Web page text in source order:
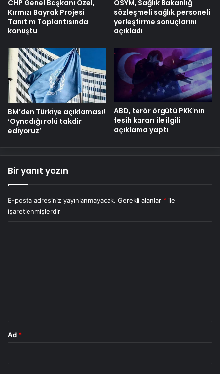
CHP Genel Başkanı Özel,
Kırmızı Bayrak Projesi
Tanıtım Toplantısında
konuştu
ÖSYM, Sağlık Bakanlığı
sözleşmeli sağlık personeli
yerleştirme sonuçlarını
açıkladı
BM’den Türkiye açıklaması!
‘Oynadığı rolü takdir
ediyoruz’
ABD, terör örgütü PKK’nın
fesih kararı ile ilgili
açıklama yaptı
Bir yanıt yazın
E-posta adresiniz yayınlanmayacak. Gerekli alanlar * ile
işaretlenmişlerdir
Ad *